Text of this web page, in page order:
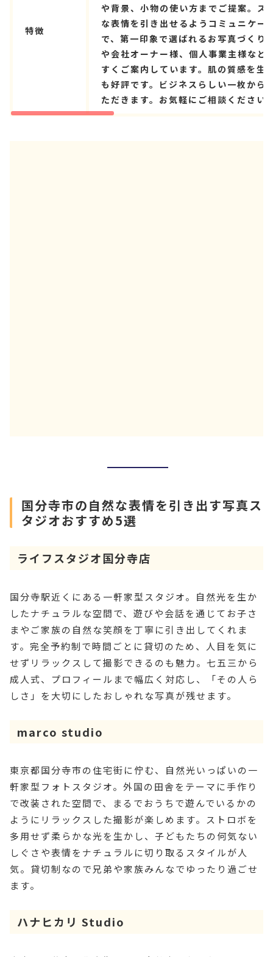
特徴
や背景、小物の使い方までご提案。ス
な表情を引き出せるようコミュニケ
で、第一印象で選ばれるお写真づくり
や会社オーナー様、個人事業主様など
すくご案内しています。肌の質感を
も好評です。ビジネスらしい一枚から
ただきます。お気軽にご相談ください
国分寺市の自然な表情を引き出す写真ス
タジオおすすめ5選
ライフスタジオ国分寺店
国分寺駅近くにある一軒家型スタジオ。自然光を生か
したナチュラルな空間で、遊びや会話を通じてお子さ
まやご家族の自然な笑顔を丁寧に引き出してくれま
す。完全予約制で時間ごとに貸切のため、人目を気に
せずリラックスして撮影できるのも魅力。七五三から
成人式、プロフィールまで幅広く対応し、「その人ら
しさ」を大切にしたおしゃれな写真が残せます。
marco studio
東京都国分寺市の住宅街に佇む、自然光いっぱいの一
軒家型フォトスタジオ。外国の田舎をテーマに手作り
で改装された空間で、まるでおうちで遊んでいるかの
ようにリラックスした撮影が楽しめます。ストロボを
多用せず柔らかな光を生かし、子どもたちの何気ない
しぐさや表情をナチュラルに切り取るスタイルが人
気。貸切制なので兄弟や家族みんなでゆったり過ごせ
ます。
ハナヒカリ Studio